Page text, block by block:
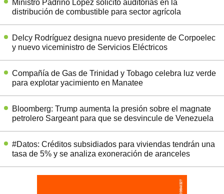
Ministro Padrino López solicitó auditorías en la
distribución de combustible para sector agrícola
Delcy Rodríguez designa nuevo presidente de Corpoelec
y nuevo viceministro de Servicios Eléctricos
Compañía de Gas de Trinidad y Tobago celebra luz verde
para explotar yacimiento en Manatee
Bloomberg: Trump aumenta la presión sobre el magnate
petrolero Sargeant para que se desvincule de Venezuela
#Datos: Créditos subsidiados para viviendas tendrán una
tasa de 5% y se analiza exoneración de aranceles